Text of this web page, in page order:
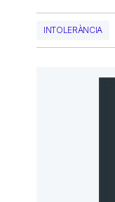
INTOLERÀNCIA